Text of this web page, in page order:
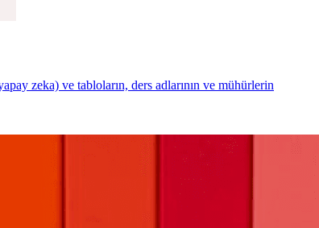
zeka) ve tabloların, ders adlarının ve mühürlerin